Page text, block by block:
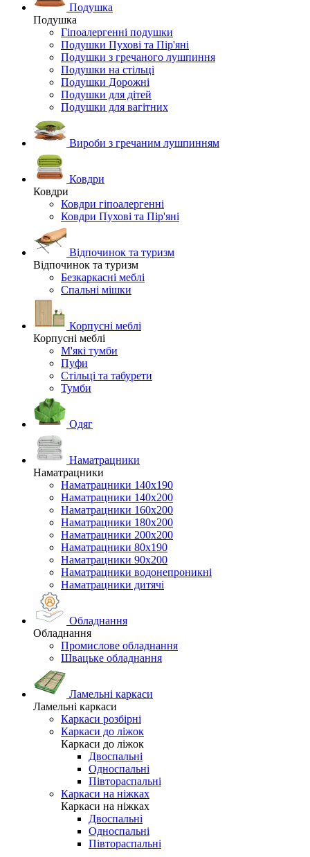
Подушка
Подушка
Гіпоалергенні подушки
Подушки Пухові та Пір'яні
Подушки з гречаного лушпиння
Подушки на стільці
Подушки Дорожні
Подушки для дітей
Подушки для вагітних
Вироби з гречаним лушпинням
Ковдри
Ковдри
Ковдри гіпоалергенні
Ковдри Пухові та Пір'яні
Відпочинок та туризм
Відпочинок та туризм
Безкаркасні меблі
Спальні мішки
Корпусні меблі
Корпусні меблі
М'які тумби
Пуфи
Стільці та табурети
Тумби
Одяг
Наматрацники
Наматрацники
Наматрацники 140х190
Наматрацники 140х200
Наматрацники 160х200
Наматрацники 180х200
Наматрацники 200х200
Наматрацники 80х190
Наматрацники 90х200
Наматрацники водонепроникні
Наматрацники дитячі
Обладнання
Обладнання
Промислове обладнання
Швацьке обладнання
Ламельні каркаси
Ламельні каркаси
Каркаси розбірні
Каркаси до ліжок
Каркаси до ліжок
Двоспальні
Односпальні
Півтораспальні
Каркаси на ніжках
Каркаси на ніжках
Двоспальні
Односпальні
Півтораспальні